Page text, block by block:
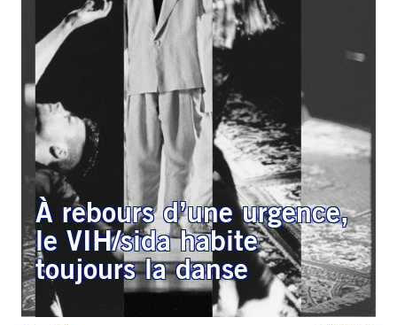
À rebours d’une urgence,
le VIH/sida habite
toujours la danse